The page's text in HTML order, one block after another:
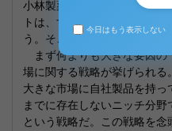
小林製薬が次々とヒット商
トは、すべて「創造と革新
う。そこでその内容を一つ
まず何よりも大きな要因の
場に関する戦略が挙げられる
大きな市場に自社製品を持
までに存在しないニッチ分野
という戦略だ。この戦略を
今日はもう表示しない